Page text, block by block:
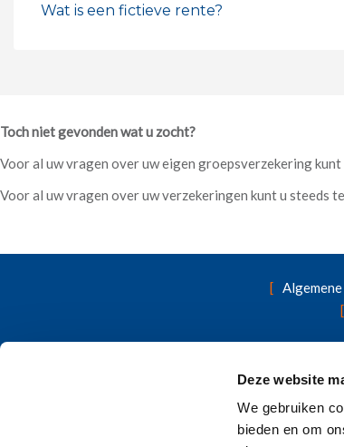
Deze website
We gebruiken
bieden en om
Wat is een fictieve rente?
Toch niet gevonden wat u zocht?
Voor al uw vragen over uw eigen groepsverzekering
Voor al uw vragen over uw verzekeringen kunt u steeds
Op zoek naar